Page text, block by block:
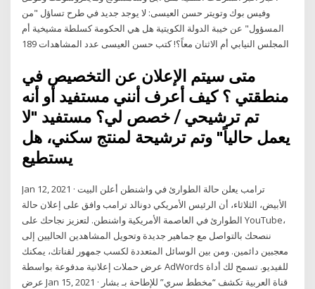
وفيس بوك وتويتر ‫حسن العيسى: لا يوجد جديد في طرح تساؤل "من
المسؤول" عن خيبة الدولة الكويتية هل هي الحكومة كسلطة مشيخية أم
المجلس النيابي أم الاثنان معاً؟!‬ كتب حسن العيسى عدد المشاهدات 189
متى سيتم الإعلان عن التخصيص في
منطقتي ؟ كيف أعرف أنني مستفيد أو أنه
تم ترشيحي / خصص لي؟ مستفيد "لا
يعمل حالياً" وتم ترشيحة لمنتج سكني، هل
Jan 12, 2021 · ترامب يعلن حالة الطوارئ في واشنطن أعلن البيت
الأبيض، الثلاثاء، أن الرئيس الأمريكي دونالد ترامب وافق على إعلان حالة
الطوارئ في العاصمة الأمريكية واشنطن. لتعزيز نجاحك على YouTube،
ننصحك بالتواصل مع جماهير جديدة وتحويل المشاهدين الحاليين إلى
معجبين دائمين. ومن بين الوسائل المتعددة لكسب جمهور لقناتك، يمكنك
عرض حملات إعلانية مدفوعة بواسطة AdWords للفيديو. تسمح لك أداة
عرض Jan 15, 2021 · قناة العربية تكشف “مخطط سري” للإطاحة بـ بشار